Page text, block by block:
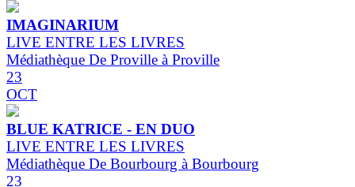
IMAGINARIUM
LIVE ENTRE LES LIVRES
Médiathèque De Proville à Proville
23
OCT
BLUE KATRICE - EN DUO
LIVE ENTRE LES LIVRES
Médiathèque De Bourbourg à Bourbourg
23